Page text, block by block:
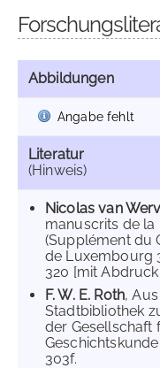
Abbildungen
Angabe fehlt
Literatur
(Hinweis)
Nicolas van
manuscrits de
(Supplément du
de Luxembourg
320 [mit Abdruck
F. W. E. Roth,
Stadtbibliothek
der Gesellschaft
Geschichtskunde
303f.